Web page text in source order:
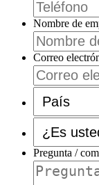
Nombre de
Correo
País*
¿Es
usted
un
cliente
existente?
*
Pregunta /